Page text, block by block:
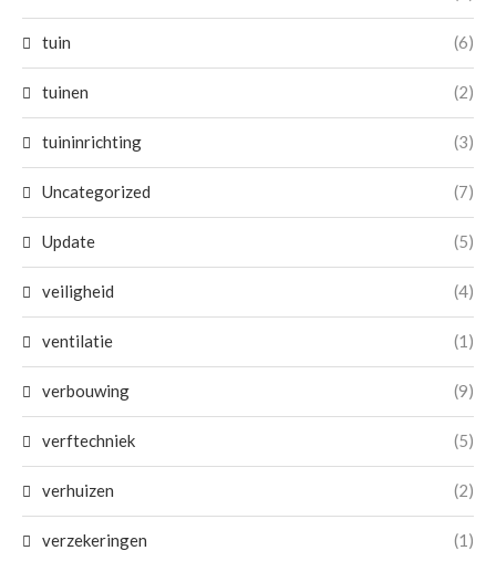
tuin (6)
tuinen (2)
tuininrichting (3)
Uncategorized (7)
Update (5)
veiligheid (4)
ventilatie (1)
verbouwing (9)
verftechniek (5)
verhuizen (2)
verzekeringen (1)